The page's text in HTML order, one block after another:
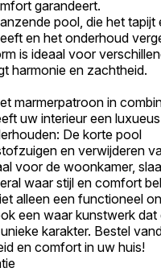
garandeert.
pool, die het tapijt
en het onderhoud
is ideaal voor
harmonie en zachtheid.
marmerpatroon in
uw interieur een
De korte pool
en verwijderen
voor de woonkamer,
waar stijl en comfort
alleen een functioneel
een waar kunstwerk dat
karakter. Bestel
en comfort in uw huis!